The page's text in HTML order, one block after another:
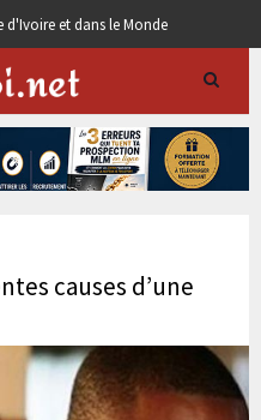
d'Ivoire et dans le Monde
causes d’une